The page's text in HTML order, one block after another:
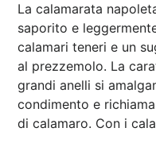
La calamarata
saporito e
calamari teneri e un
al prezzemolo. La
grandi anelli si
condimento e
di calamaro. Con i